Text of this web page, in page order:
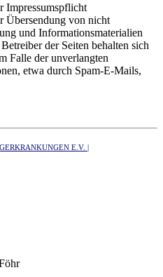
Impressumspflicht
Übersendung von nicht
und Informationsmaterialien
der Seiten behalten sich
Falle der unverlangten
etwa durch Spam-E-Mails,
E.V. |